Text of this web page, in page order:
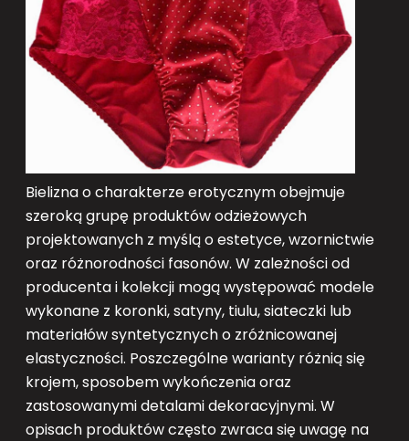
Bielizna o charakterze erotycznym obejmuje
szeroką grupę produktów odzieżowych
projektowanych z myślą o estetyce, wzornictwie
oraz różnorodności fasonów. W zależności od
producenta i kolekcji mogą występować modele
wykonane z koronki, satyny, tiulu, siateczki lub
materiałów syntetycznych o zróżnicowanej
elastyczności. Poszczególne warianty różnią się
krojem, sposobem wykończenia oraz
zastosowanymi detalami dekoracyjnymi. W
opisach produktów często zwraca się uwagę na